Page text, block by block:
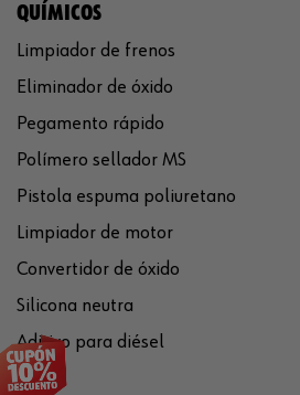
QUÍMICOS
Limpiador de frenos
Eliminador de óxido
Pegamento rápido
Polímero sellador MS
Pistola espuma poliuretano
Limpiador de motor
Convertidor de óxido
Silicona neutra
Aditivo para diésel